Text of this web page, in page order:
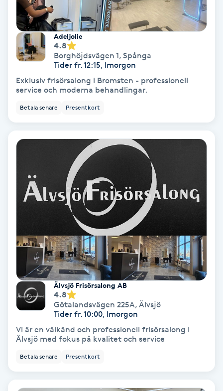
Läpptatuering
Massage
Medicinsk massage
Medium
Megavolymfransar
Melasma
Adeljolie
4.8
Borghöjdsvägen 1, Spånga
Tider fr. 12:15, Imorgon
Exklusiv frisörsalong i Bromsten - professionell
service och moderna behandlingar.
Betala senare Presentkort
Älvsjö Frisörsalong AB
4.8
Götalandsvägen 225A, Älvsjö
Tider fr. 10:00, Imorgon
Vi är en välkänd och professionell frisörsalong i
Älvsjö med fokus på kvalitet och service
Betala senare Presentkort